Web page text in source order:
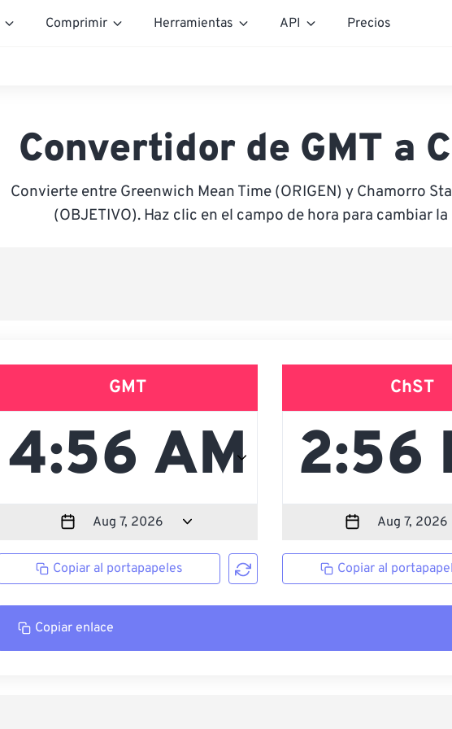
Comprimir Herramientas API Precios
Convertidor de GMT a
Convierte entre Greenwich Mean Time (ORIGEN) y Chamorro
(OBJETIVO). Haz clic en el campo de hora para cambiar la
GMT
Copiar al portapapeles
ChST
Copiar al
Copiar enlace